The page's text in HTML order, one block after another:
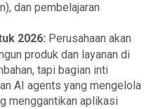
dan pembelajaran
2026: Perusahaan akan
produk dan layanan di
tapi bagian inti
AI agents yang mengelola
menggantikan aplikasi